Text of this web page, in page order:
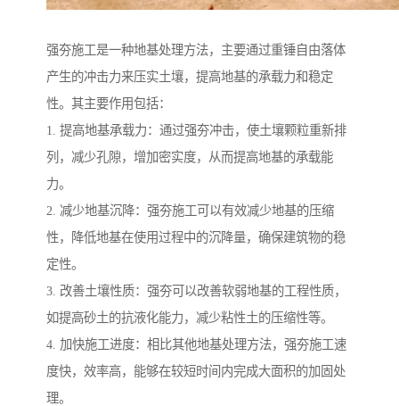
强夯施工是一种地基处理方法，主要通过重锤自由落体
产生的冲击力来压实土壤，提高地基的承载力和稳定
性。其主要作用包括：
1. 提高地基承载力：通过强夯冲击，使土壤颗粒重新排
列，减少孔隙，增加密实度，从而提高地基的承载能
力。
2. 减少地基沉降：强夯施工可以有效减少地基的压缩
性，降低地基在使用过程中的沉降量，确保建筑物的稳
定性。
3. 改善土壤性质：强夯可以改善软弱地基的工程性质，
如提高砂土的抗液化能力，减少粘性土的压缩性等。
4. 加快施工进度：相比其他地基处理方法，强夯施工速
度快，效率高，能够在较短时间内完成大面积的加固处
理。